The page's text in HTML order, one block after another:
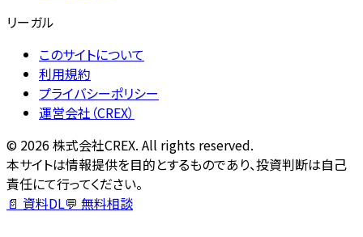
リーガル
このサイトについて
利用規約
プライバシーポリシー
運営会社（CREX）
© 2026株式会社CREX. All rights reserved.
本サイトは情報提供を目的とするものであり、投資判断は自己
責任にて行ってください。
📄 資料DL💬 無料相談